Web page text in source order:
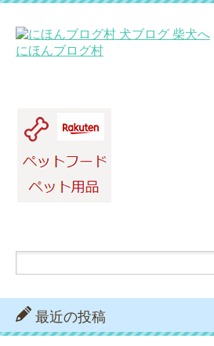
にほんブログ村
最近の投稿